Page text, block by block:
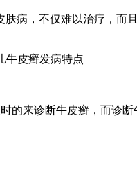
病，不仅难以治疗，
来诊断牛皮癣，而诊